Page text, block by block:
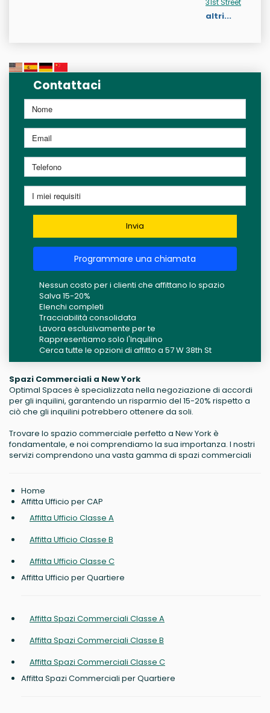
31st Street
altri...
Contattaci
Invia
Programmare una chiamata
Nessun costo per i clienti che affittano lo spazio
Salva 15-20%
Elenchi completi
Tracciabilità consolidata
Lavora esclusivamente per te
Rappresentiamo solo l'Inquilino
Cerca tutte le opzioni di affitto a 57 W 38th St
Spazi Commerciali a New York
Optimal Spaces è specializzata nella negoziazione di accordi
per gli inquilini, garantendo un risparmio del 15-20% rispetto a
ciò che gli inquilini potrebbero ottenere da soli.
Trovare lo spazio commerciale perfetto a New York è
fondamentale, e noi comprendiamo la sua importanza. I nostri
servizi comprendono una vasta gamma di spazi commerciali
Home
Affitta Ufficio per CAP
Affitta Ufficio Classe A
Affitta Ufficio Classe B
Affitta Ufficio Classe C
Affitta Ufficio per Quartiere
Affitta Spazi Commerciali Classe A
Affitta Spazi Commerciali Classe B
Affitta Spazi Commerciali Classe C
Affitta Spazi Commerciali per Quartiere